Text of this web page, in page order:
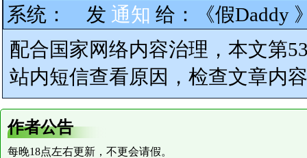
系统： 发 通知 给：
《假
配合国家网络内容治理，本文第
站内短信查看原因，检查文章内
作者公告
每晚18点左右更新，不更会请假。